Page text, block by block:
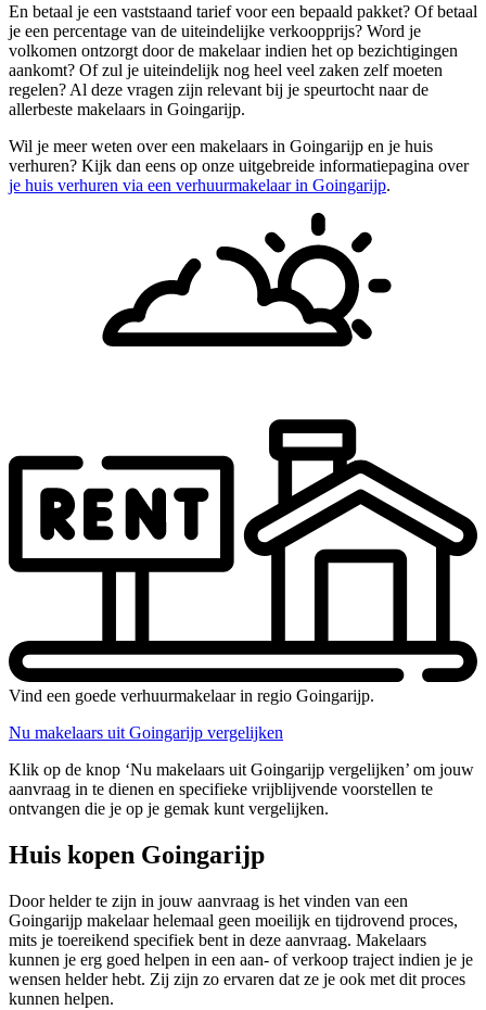
En betaal je een vaststaand tarief voor een bepaald pakket? Of betaal
je een percentage van de uiteindelijke verkoopprijs? Word je
volkomen ontzorgt door de makelaar indien het op bezichtigingen
aankomt? Of zul je uiteindelijk nog heel veel zaken zelf moeten
regelen? Al deze vragen zijn relevant bij je speurtocht naar de
allerbeste makelaars in Goingarijp.
Wil je meer weten over een makelaars in Goingarijp en je huis
verhuren? Kijk dan eens op onze uitgebreide informatiepagina over
je huis verhuren via een verhuurmakelaar in Goingarijp.
Vind een goede verhuurmakelaar in regio Goingarijp.
Nu makelaars uit Goingarijp vergelijken
Klik op de knop ‘Nu makelaars uit Goingarijp vergelijken’ om jouw
aanvraag in te dienen en specifieke vrijblijvende voorstellen te
ontvangen die je op je gemak kunt vergelijken.
Huis kopen Goingarijp
Door helder te zijn in jouw aanvraag is het vinden van een
Goingarijp makelaar helemaal geen moeilijk en tijdrovend proces,
mits je toereikend specifiek bent in deze aanvraag. Makelaars
kunnen je erg goed helpen in een aan- of verkoop traject indien je je
wensen helder hebt. Zij zijn zo ervaren dat ze je ook met dit proces
kunnen helpen.